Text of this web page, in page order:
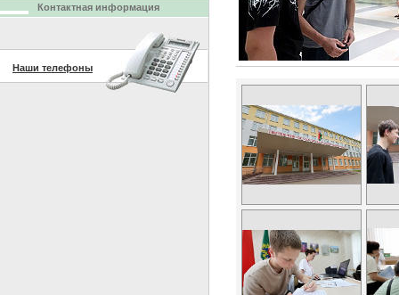
Контактная информация
Наши телефоны